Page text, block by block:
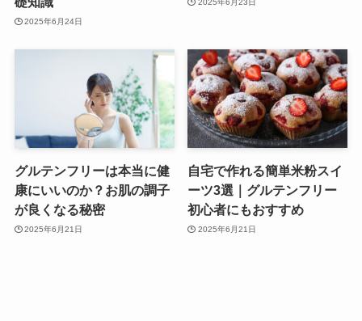
2025年6月24日
2025年6月23日
グルテンフリーは本当に健
康にいいのか？お肌の調子
が良くなる秘密
2025年6月21日
自宅で作れる簡単米粉スイ
ーツ3選｜グルテンフリー
初心者にもおすすめ
2025年6月21日